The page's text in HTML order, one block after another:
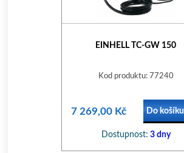
EINHELL TC-GW 150
Kod produktu: 77240
7 269,00 Kč Do košíku
Dostupnost: 3 dny